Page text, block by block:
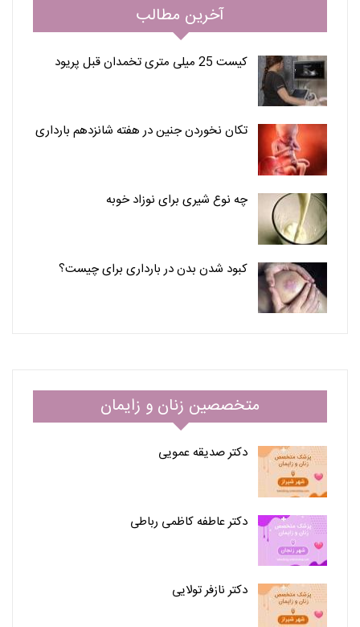
آخرین مطالب
کیست 25 میلی متری تخمدان قبل پریود
تکان نخوردن جنین در هفته شانزدهم بارداری
چه نوع شیری برای نوزاد خوبه
کبود شدن بدن در بارداری برای چیست؟
متخصصین زنان و زایمان
دکتر صدیقه عمویی
دکتر عاطفه کاظمی رباطی
دکتر نازفر تولایی